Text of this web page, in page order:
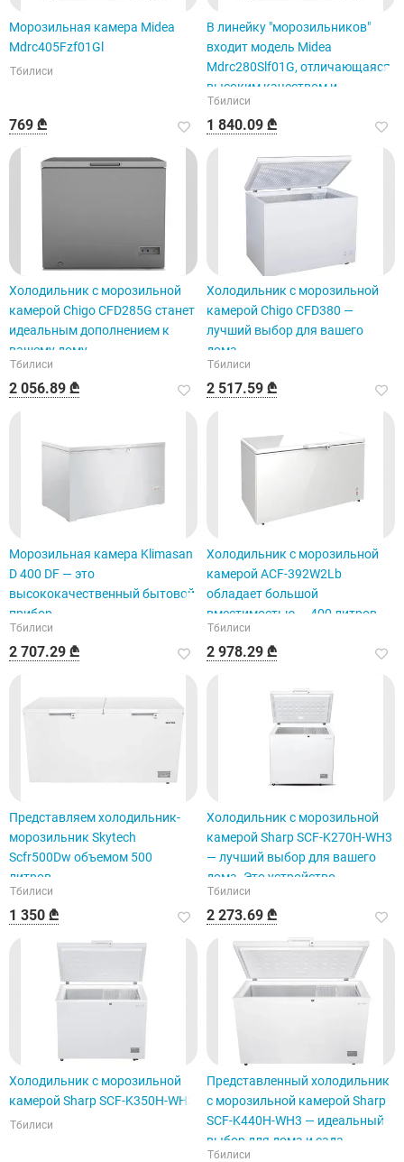
Морозильная камера Midea
Mdrc405Fzf01Gl
Тбилиси
769 ₾
В линейку "морозильников"
входит модель Midea
Mdrc280Slf01G, отличающаяся
высоким качеством и
надежностью.
Тбилиси
1 840.09 ₾
Холодильник с морозильной
камерой Chigo CFD285G станет
идеальным дополнением к
вашему дому.
Тбилиси
2 056.89 ₾
Холодильник с морозильной
камерой Chigo CFD380 —
лучший выбор для вашего
дома.
Тбилиси
2 517.59 ₾
Морозильная камера Klimasan
D 400 DF — это
высококачественный бытовой
прибор.
Тбилиси
2 707.29 ₾
Холодильник с морозильной
камерой ACF-392W2Lb
обладает большой
вместимостью — 400 литров.
Тбилиси
2 978.29 ₾
Представляем холодильник-
морозильник Skytech
Scfr500Dw объемом 500
литров.
Тбилиси
1 350 ₾
Холодильник с морозильной
камерой Sharp SCF-K270H-WH3
— лучший выбор для вашего
дома. Это устройство
выделяется благодаря своей
системе DEF (обезжирив
Тбилиси
2 273.69 ₾
Холодильник с морозильной
камерой Sharp SCF-K350H-WH3
Тбилиси
Представленный холодильник
с морозильной камерой Sharp
SCF-K440H-WH3 — идеальный
выбор для дома и сада.
Тбилиси